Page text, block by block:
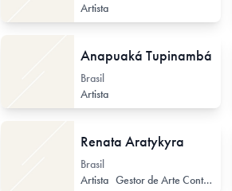
Artista
Anapuaká Tupinambá
Brasil
Artista
Renata Aratykyra
Brasil
Artista Gestor de Arte Contemporáneo